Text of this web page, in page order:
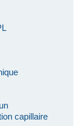
capillaire